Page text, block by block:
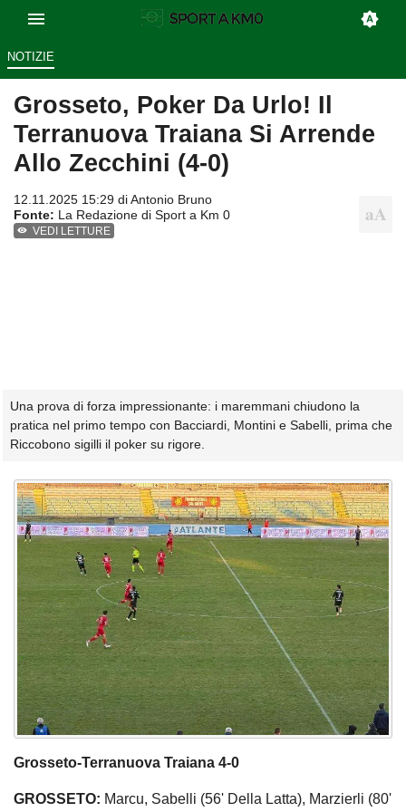
NOTIZIE
Grosseto, Poker Da Urlo! Il
Terranuova Traiana Si Arrende
Allo Zecchini (4-0)
12.11.2025 15:29 diAntonio Bruno
Fonte: La Redazione di Sport a Km 0
VEDI LETTURE
Una prova di forza impressionante: i maremmani chiudono la
pratica nel primo tempo con Bacciardi, Montini e Sabelli, prima che
Riccobono sigilli il poker su rigore.
Grosseto-Terranuova Traiana 4-0
GROSSETO: Marcu, Sabelli (56' Della Latta), Marzierli (80'